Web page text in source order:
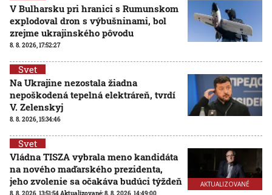
V Bulharsku pri hranici s Rumunskom
explodoval dron s výbušninami, bol
zrejme ukrajinského pôvodu
8. 8. 2026, 17:52:27
Svet
Na Ukrajine nezostala žiadna
nepoškodená tepelná elektráreň, tvrdí
V. Zelenskyj
8. 8. 2026, 15:34:46
AKTUALIZOVANÉ
Svet
Vládna TISZA vybrala meno kandidáta
na nového maďarského prezidenta,
jeho zvolenie sa očakáva budúci týždeň
8. 8. 2026, 13:51:54Aktualizované:8. 8. 2026, 14:49:00